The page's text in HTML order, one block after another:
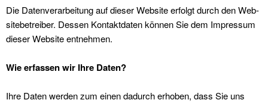
Die Daten­ver­ar­beitung auf dieser Web­site erfol­gt durch den Web­
site­be­treiber. Dessen Kon­tak­t­dat­en kön­nen Sie dem Impres­sum
dieser Web­site ent­nehmen.
Wie erfassen wir Ihre Dat­en?
Ihre Dat­en wer­den zum einen dadurch erhoben, dass Sie uns